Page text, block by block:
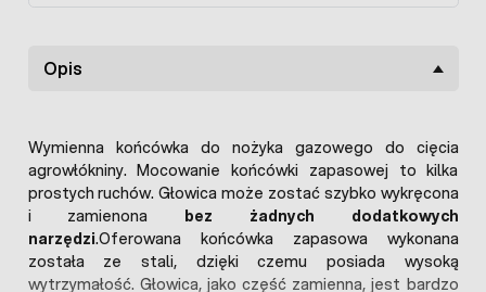
Opis
Wymienna końcówka do nożyka gazowego do cięcia
agrowłókniny. Mocowanie końcówki zapasowej to kilka
prostych ruchów. Głowica może zostać szybko wykręcona
i zamienona bez żadnych dodatkowych
narzędzi.Oferowana końcówka zapasowa wykonana
została ze stali, dzięki czemu posiada wysoką
wytrzymałość. Głowica, jako część zamienna, jest bardzo